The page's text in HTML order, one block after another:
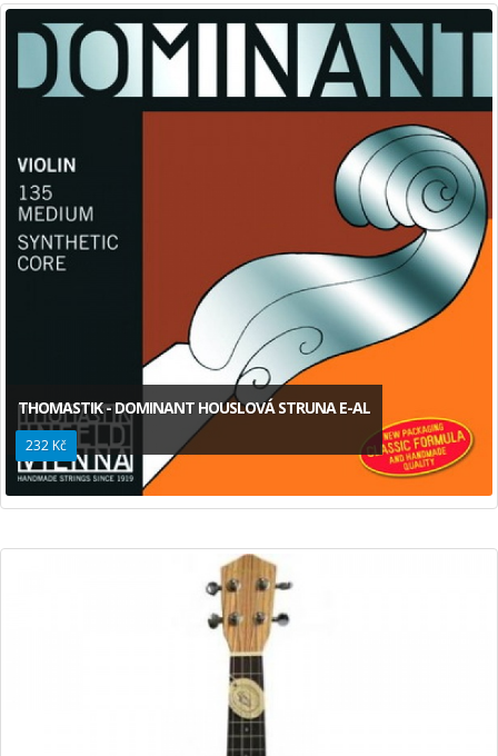
THOMASTIK - DOMINANT HOUSLOVÁ STRUNA E-AL
232 Kč